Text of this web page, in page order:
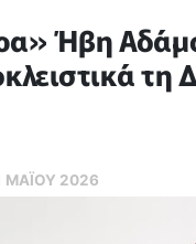
Ήβη
τη
ΜΑΪ́ΟΥ 2026